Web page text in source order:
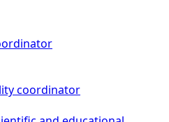
coordinator